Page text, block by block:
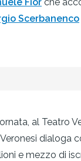
Scerbanenco
al Teatro
dialoga
e mezzo di